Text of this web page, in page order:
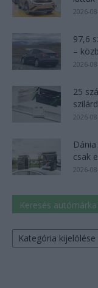
2026-
97,6
–
2026-
25
2026-
csak
2026-
Keresés
Keresés
autómárka